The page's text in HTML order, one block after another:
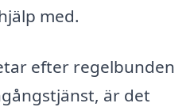
med.
efter regelbunden
är det